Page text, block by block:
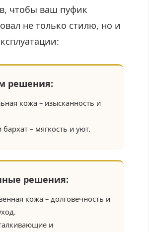
чтобы ваш пуфик
не только стилю, но и
решения:
кожа – изысканность и
– мягкость и уют.
решения:
кожа – долговечность и
и